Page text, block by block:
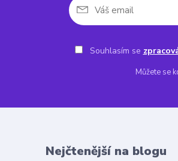
Souhlasím se
Můžete se
Nejčtenější na blogu